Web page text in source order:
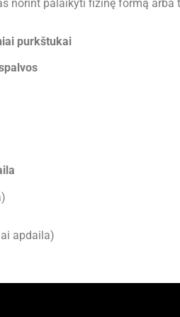
norint palaikyti fizinę formą
purkštukai
apdaila)